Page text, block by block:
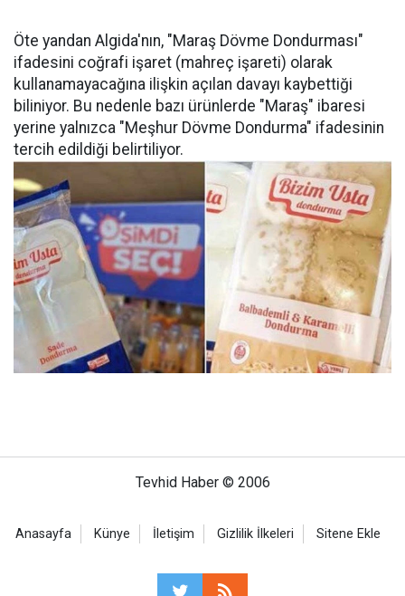
Öte yandan Algida'nın, "Maraş Dövme Dondurması"
ifadesini coğrafi işaret (mahreç işareti) olarak
kullanamayacağına ilişkin açılan davayı kaybettiği
biliniyor. Bu nedenle bazı ürünlerde "Maraş" ibaresi
yerine yalnızca "Meşhur Dövme Dondurma" ifadesinin
tercih edildiği belirtiliyor.
Tevhid Haber © 2006
Anasayfa Künye İletişim Gizlilik İlkeleri Sitene Ekle